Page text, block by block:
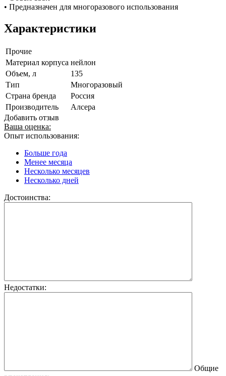
• Предназначен для многоразового использования
Характеристики
Прочие
Материал корпуса нейлон
Объем, л
135
Тип
Многоразовый
Страна бренда
Россия
Производитель
Алсера
Добавить отзыв
Ваша оценка:
Опыт использования:
Больше года
Менее месяца
Несколько месяцев
Несколько дней
Достоинства:
Недостатки:
Общие